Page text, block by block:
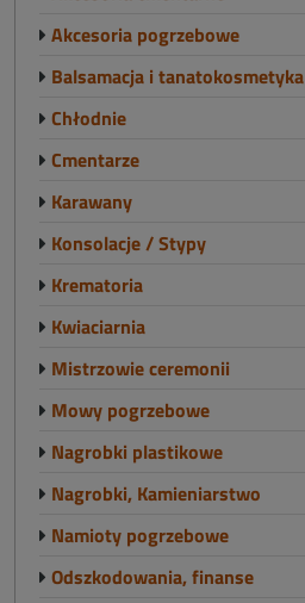
Akcesoria pogrzebowe
Balsamacja i tanatokosmetyka
Chłodnie
Cmentarze
Karawany
Konsolacje / Stypy
Krematoria
Kwiaciarnia
Mistrzowie ceremonii
Mowy pogrzebowe
Nagrobki plastikowe
Nagrobki, Kamieniarstwo
Namioty pogrzebowe
Odszkodowania, finanse